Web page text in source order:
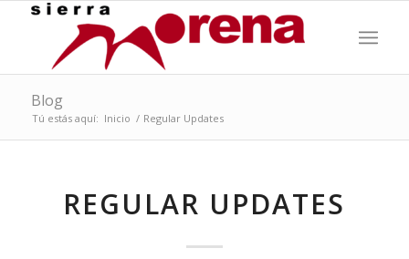
Blog
Tú estás aquí: Inicio / Regular Updates
REGULAR UPDATES